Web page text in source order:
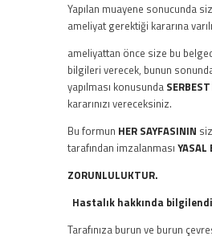
Yapılan muayene sonucunda
ameliyat gerektiği kararına
ameliyattan önce size bu
bilgileri verecek, bunun
yapılması konusunda
kararınızı vereceksiniz.
Bu formun HER SAYFASININ
tarafından imzalanması YASAL
ZORUNLULUKTUR.
Hastalık hakkında
Tarafınıza burun ve burun